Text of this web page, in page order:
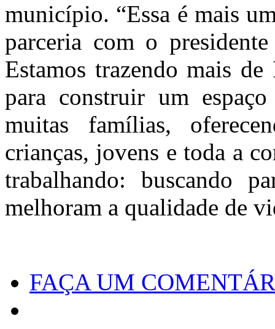
município. “Essa é mais
parceria com o
Estamos trazendo mais
para construir um
muitas famílias,
crianças, jovens e toda a
trabalhando: buscando
melhoram a qualidade de
FAÇA UM